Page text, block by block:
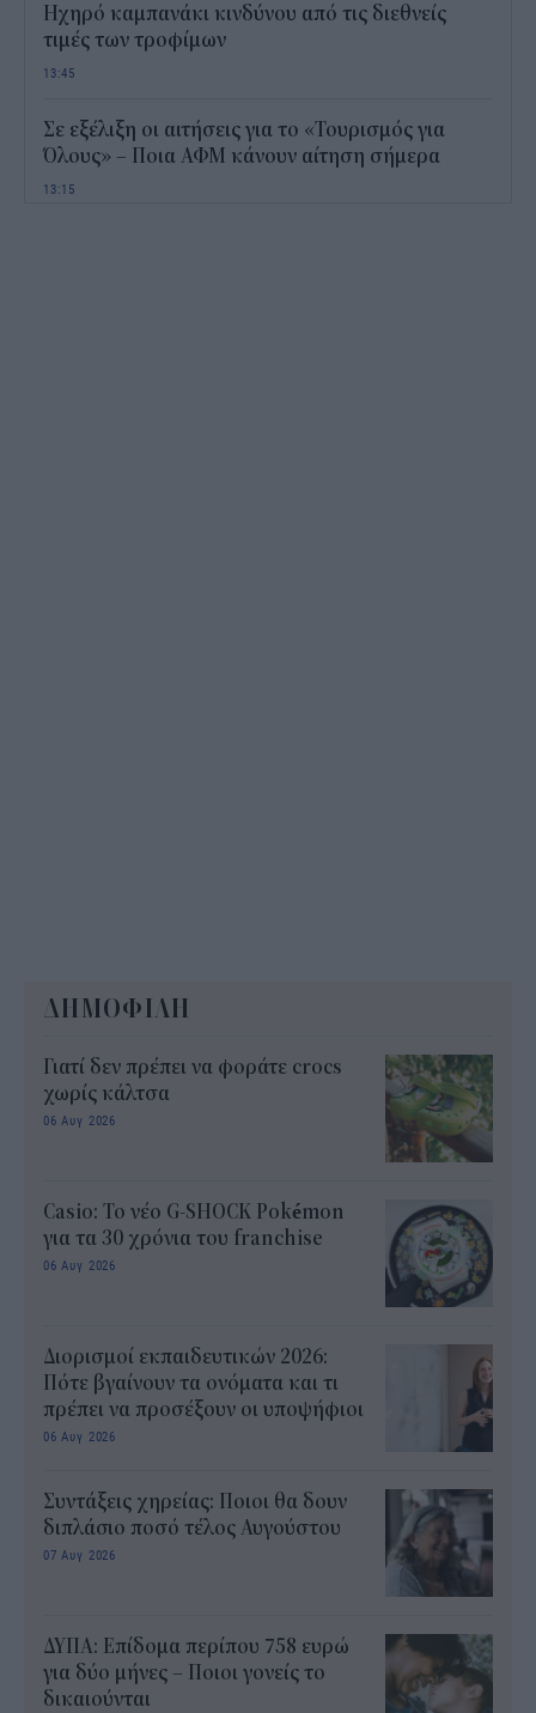
Ηχηρό καμπανάκι κινδύνου από τις διεθνείς
τιμές των τροφίμων
13:45
Σε εξέλιξη οι αιτήσεις για το «Τουρισμός για
Όλους» – Ποια ΑΦΜ κάνουν αίτηση σήμερα
13:15
ΔΗΜΟΦΙΛΗ
Γιατί δεν πρέπει να φοράτε crocs
χωρίς κάλτσα
06 Αυγ 2026
Casio: Το νέο G-SHOCK Pokémon
για τα 30 χρόνια του franchise
06 Αυγ 2026
Διορισμοί εκπαιδευτικών 2026:
Πότε βγαίνουν τα ονόματα και τι
πρέπει να προσέξουν οι υποψήφιοι
06 Αυγ 2026
Συντάξεις χηρείας: Ποιοι θα δουν
διπλάσιο ποσό τέλος Αυγούστου
07 Αυγ 2026
ΔΥΠΑ: Επίδομα περίπου 758 ευρώ
για δύο μήνες – Ποιοι γονείς το
δικαιούνται